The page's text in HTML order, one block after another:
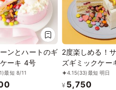
ンとハートのギ
ミックケーキ 4号
最短 8/11
2度楽しめる！
ズギミックケー
12cm 選べるア
クッキー
4.15(33)最短 明日
¥ 5,750